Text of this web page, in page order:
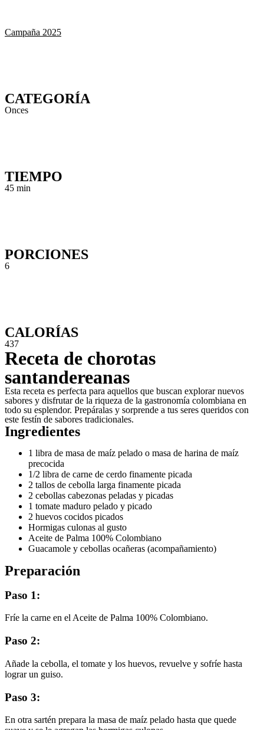
Campaña 2025
CATEGORÍA
Onces
TIEMPO
45 min
PORCIONES
6
CALORÍAS
437
Receta de chorotas
santandereanas
Esta receta es perfecta para aquellos que buscan explorar nuevos
sabores y disfrutar de la riqueza de la gastronomía colombiana en
todo su esplendor. Prepáralas y sorprende a tus seres queridos con
este festín de sabores tradicionales.
Ingredientes
1 libra de masa de maíz pelado o masa de harina de maíz
precocida
1/2 libra de carne de cerdo finamente picada
2 tallos de cebolla larga finamente picada
2 cebollas cabezonas peladas y picadas
1 tomate maduro pelado y picado
2 huevos cocidos picados
Hormigas culonas al gusto
Aceite de Palma 100% Colombiano
Guacamole y cebollas ocañeras (acompañamiento)
Preparación
Paso 1:
Fríe la carne en el Aceite de Palma 100% Colombiano.
Paso 2:
Añade la cebolla, el tomate y los huevos, revuelve y sofríe hasta
lograr un guiso.
Paso 3:
En otra sartén prepara la masa de maíz pelado hasta que quede